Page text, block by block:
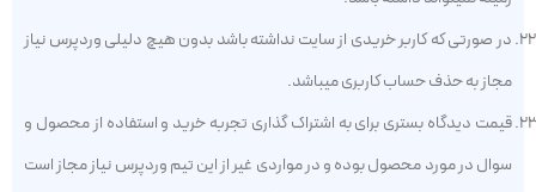
در صورتی که کاربر خریدی از سایت نداشته باشد بدون هیچ دلیلی وردپرس نیاز
مجاز به حذف حساب کاربری میباشد.
قیمت دیدگاه بستری برای به اشتراک گذاری تجربه خرید و استفاده از محصول و
سوال در مورد محصول بوده و در مواردی غیر از این تیم وردپرس نیاز مجاز است